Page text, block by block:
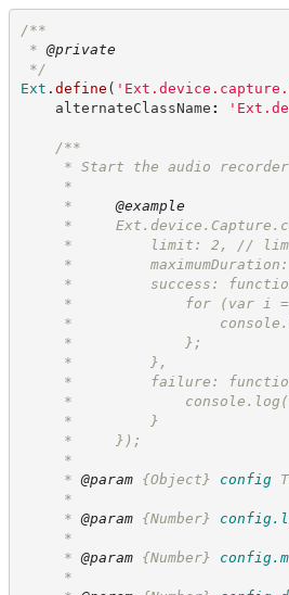
/**
* @private
*/
Ext . define ( '
alternateClassName : '
/**
* Start the audio recorder
*
* @example
*
*         limit: 2, //
*
*         success:
*             for (var i
*
*             };
*         },
*         failure:
*
*         }
*     });
*
* @param {Object} config
*
* @param {Number}
*
* @param {Number}
*